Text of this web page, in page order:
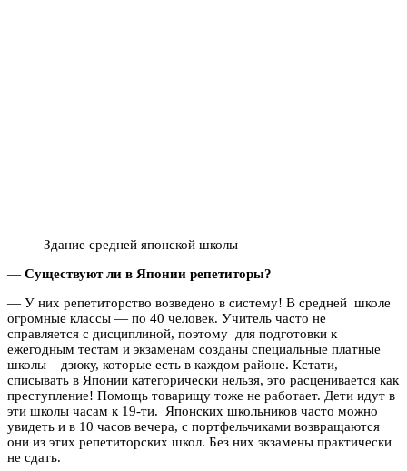
Здание средней японской школы
— Существуют ли в Японии репетиторы?
— У них репетиторство возведено в систему! В средней школе
огромные классы — по 40 человек. Учитель часто не
справляется с дисциплиной, поэтому для подготовки к
ежегодным тестам и экзаменам созданы специальные платные
школы – дзюку, которые есть в каждом районе. Кстати,
списывать в Японии категорически нельзя, это расценивается как
преступление! Помощь товарищу тоже не работает. Дети идут в
эти школы часам к 19-ти. Японских школьников часто можно
увидеть и в 10 часов вечера, с портфельчиками возвращаются
они из этих репетиторских школ. Без них экзамены практически
не сдать.